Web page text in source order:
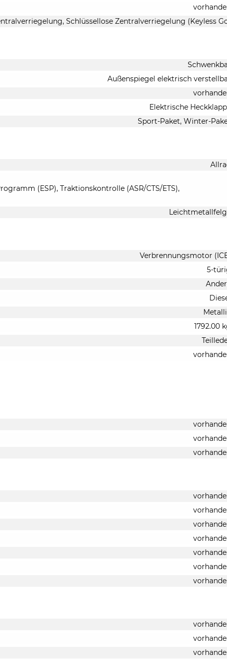
Schlüssellose Zentralverriegelung (Keyless
Außenspiegel elektrisch
Elektrische
Sport-Paket, Winter-
(ESP), Traktionskontrolle (ASR/CTS/ETS),
Verbrennungsmotor
5-
1792.00